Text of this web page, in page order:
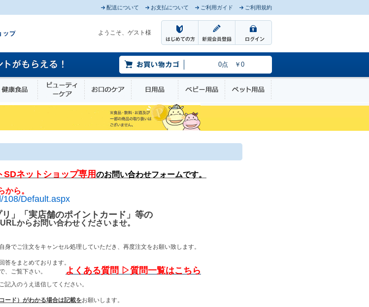
配送について お支払について ご利用ガイド ご利用規約
ようこそ、ゲスト様
0点 ￥0
タクトレンズ健康食品 ビューティーケアお口のケア 日用品 ベビー用品 ペット用品
SDネットショップ専用のお問い合わせフォームです。
から。
108/Default.aspx
」「実店舗のポイントカード」等の
からお問い合わせくださいませ。
身でご注文をキャンセル処理していただき、再度注文をお願い致します。
答をまとめております。
ので、ご覧下さい。
よくある質問 ▷質問一覧はこちら
入のうえ送信してください。
ード）がわかる場合は記載をお願いします。